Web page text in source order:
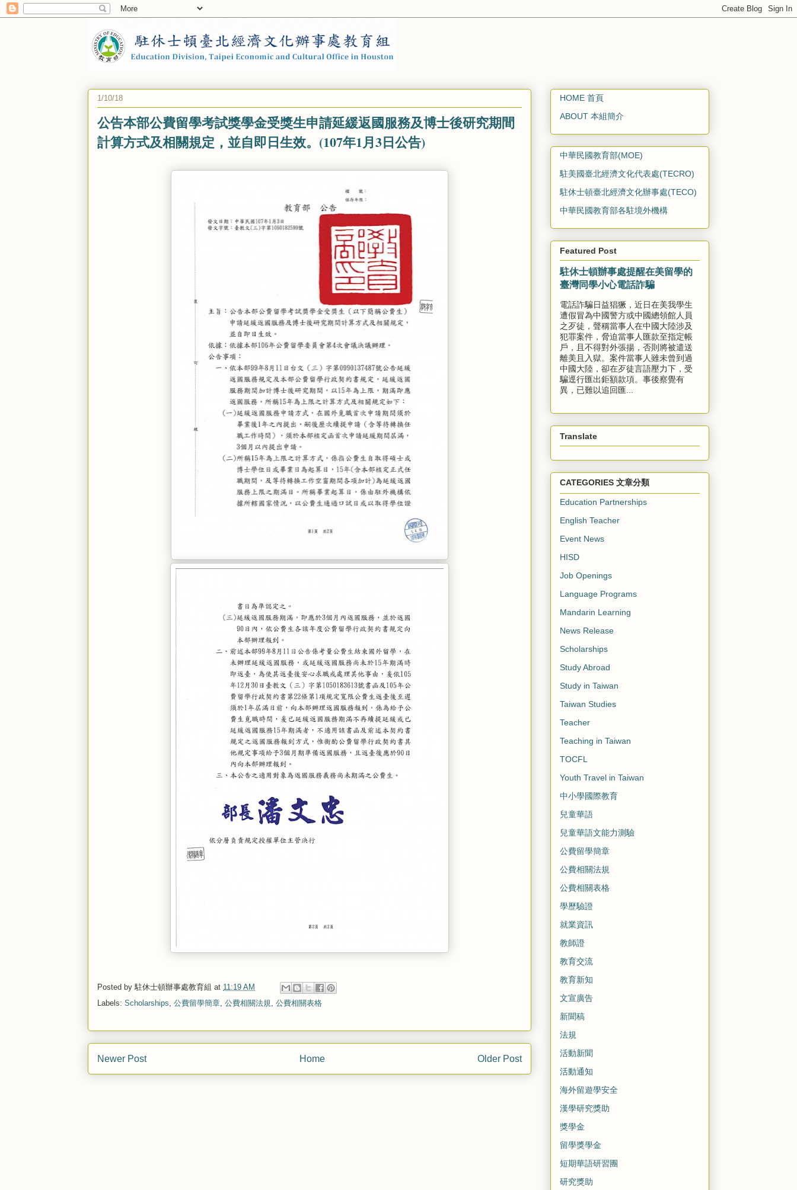
1/10/18
公告本部公費留學考試獎學金受獎生申請延緩返國服務及博士後研究期間
計算方式及相關規定，並自即日生效。(107年1月3日公告)
Posted by駐休士頓辦事處教育組 at 11:19 AM
Labels: Scholarships, 公費留學簡章, 公費相關法規, 公費相關表格
Newer Post Older Post
Home
HOME 首頁
ABOUT 本組簡介
中華民國教育部(MOE)
駐美國臺北經濟文化代表處(TECRO)
駐休士頓臺北經濟文化辦事處(TECO)
中華民國教育部各駐境外機構
Featured Post
駐休士頓辦事處提醒在美留學的
臺灣同學小心電話詐騙
電話詐騙日益猖獗，近日在美我學生
遭假冒為中國警方或中國總領館人員
之歹徒，聲稱當事人在中國大陸涉及
犯罪案件，脅迫當事人匯款至指定帳
戶，且不得對外張揚，否則將被遣送
離美且入獄。案件當事人雖未曾到過
中國大陸，卻在歹徒言語壓力下，受
騙逕行匯出鉅額款項。事後察覺有
異，已難以追回匯...
Translate
CATEGORIES 文章分類
Education Partnerships
English Teacher
Event News
HISD
Job Openings
Language Programs
Mandarin Learning
News Release
Scholarships
Study Abroad
Study in Taiwan
Taiwan Studies
Teacher
Teaching in Taiwan
TOCFL
Youth Travel in Taiwan
中小學國際教育
兒童華語
兒童華語文能力測驗
公費留學簡章
公費相關法規
公費相關表格
學歷驗證
就業資訊
教師證
教育交流
教育新知
文宣廣告
新聞稿
法規
活動新聞
活動通知
海外留遊學安全
漢學研究獎助
獎學金
留學獎學金
短期華語研習團
研究獎助